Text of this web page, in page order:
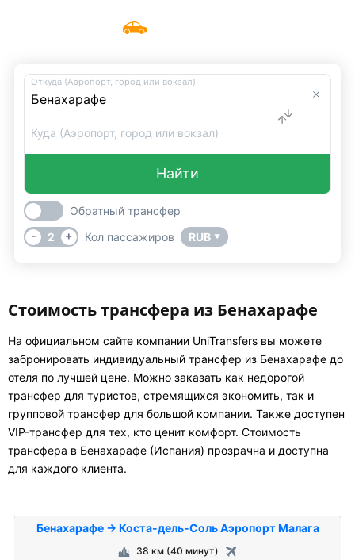
Такси Бенахарафе
Откуда (Аэропорт, город или вокзал)
Куда (Аэропорт, город или вокзал)
Найти
Обратный трансфер
-
2 + Кол пассажиров RUB ▼
Стоимость трансфера из Бенахарафе
На официальном сайте компании UniTransfers вы можете
забронировать индивидуальный трансфер из Бенахарафе до
отеля по лучшей цене. Можно заказать как недорогой
трансфер для туристов, стремящихся экономить, так и
групповой трансфер для большой компании. Также доступен
VIP-трансфер для тех, кто ценит комфорт. Стоимость
трансфера в Бенахарафе (Испания) прозрачна и доступна
для каждого клиента.
Бенахарафе → Коста-дель-Соль Аэропорт Малага
38 км (40 минут)